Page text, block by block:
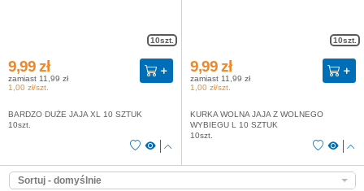
10szt.
9,99 zł
zamiast 11,99 zł
1,00 zł/szt.
BARDZO DUŻE JAJA XL 10 SZTUK
10szt.
10szt.
9,99 zł
zamiast 11,99 zł
1,00 zł/szt.
KURKA WOLNA JAJA Z WOLNEGO
WYBIEGU L 10 SZTUK
10szt.
Sortuj - domyślnie